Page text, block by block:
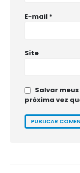
E-mail *
Site
Salvar
próxima vez